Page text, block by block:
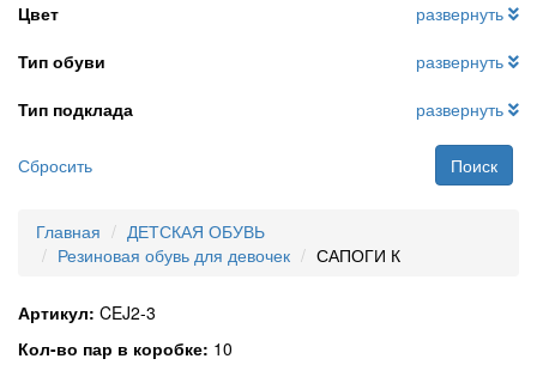
Цвет
развернуть
Тип обуви
развернуть
Тип подклада
развернуть
Сбросить Поиск
Главная
ДЕТСКАЯ ОБУВЬ
Резиновая обувь для девочек
САПОГИ К
Артикул: CEJ2-3
Кол-во пар в коробке: 10